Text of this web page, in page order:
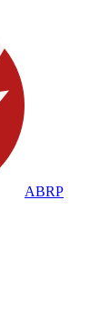
ABRP